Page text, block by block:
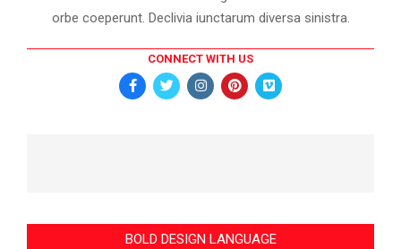
orbe coeperunt. Declivia iunctarum diversa sinistra.
CONNECT WITH US
BOLD DESIGN LANGUAGE